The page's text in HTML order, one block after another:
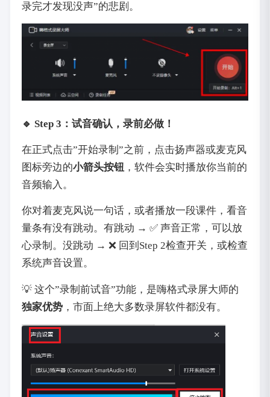
录完才发现没声”的悲剧。
‌🔹 Step 3：试音确认，录前必做！
在正式点击”开始录制”之前，点击扬声器或麦克风
图标旁边的‌小箭头按钮 ‌，软件会实时播放你当前的
音频输入。
你对着麦克风说一句话，或者播放一段课件，看音
量条有没有跳动。有跳动 → ✅ 声音正常，可以放
心录制。没跳动 → ❌ 回到Step 2检查开关，或检查
系统声音设置。
💡 这个”录制前试音”功能，是嗨格式录屏大师的‌
独家优势‌，市面上绝大多数录屏软件都没有。